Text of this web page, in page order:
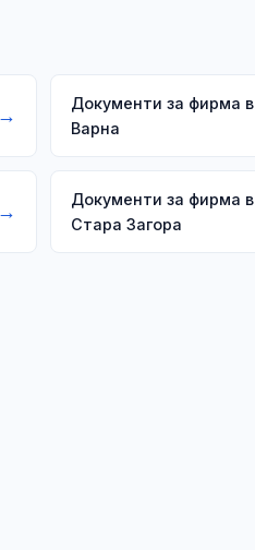
Документи за фирма в
Варна
Документи за фирма в
Стара Загора